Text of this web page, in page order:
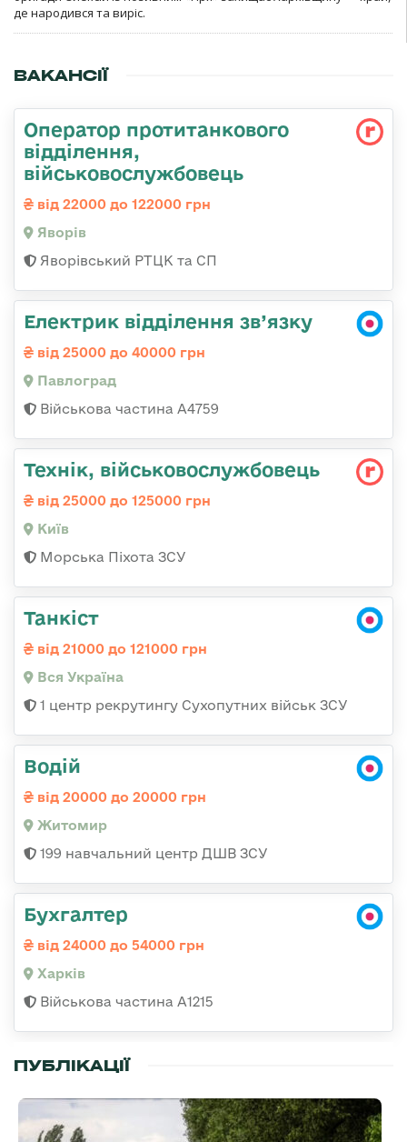
де народився та виріс.
ВАКАНСІЇ
Оператор протитанкового
відділення,
військовослужбовець
від 22000 до 122000 грн
Яворів
Яворівський РТЦК та СП
Електрик відділення зв’язку
від 25000 до 40000 грн
Павлоград
Військова частина А4759
Технік, військовослужбовець
від 25000 до 125000 грн
Київ
Морська Піхота ЗСУ
Танкіст
від 21000 до 121000 грн
Вся Україна
1 центр рекрутингу Сухопутних військ ЗСУ
Водій
від 20000 до 20000 грн
Житомир
199 навчальний центр ДШВ ЗСУ
Бухгалтер
від 24000 до 54000 грн
Харків
Військова частина А1215
ПУБЛІКАЦІЇ